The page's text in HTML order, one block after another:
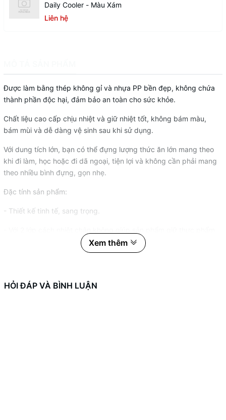
Daily Cooler - Màu Xám
Liên hệ
Được làm bằng thép không gỉ và nhựa PP bền đẹp, không chứa
thành phần độc hại, đảm bảo an toàn cho sức khỏe.
Chất liệu cao cấp chịu nhiệt và giữ nhiệt tốt, không bám màu,
bám mùi và dễ dàng vệ sinh sau khi sử dụng.
Với dung tích lớn, bạn có thể đựng lượng thức ăn lớn mang theo
khi đi làm, học hoặc đi dã ngoại, tiện lợi và không cần phải mang
theo nhiều bình đựng, gọn nhẹ.
Đặc tính sản phẩm:
- Thiết kế tinh tế, sang trọng.
- Bình có kèm thêm 1 muỗng Inox, có thể gấp gọn gắn trên nắp
Xem thêm
HỎI ĐÁP VÀ BÌNH LUẬN